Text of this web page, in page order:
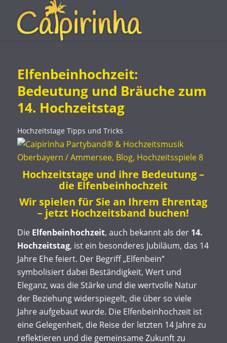
Elfenbeinhochzeit:
Bedeutung und Bräuche zum
14. Hochzeitstag
Hochzeitstage Tipps und Tricks
Hochzeitstage und ihre Bedeutung –
die Elfenbeinhochzeit
Wir spielen für Sie an Ihrem Ehrentag
– jetzt Hochzeitsband buchen!
Die Elfenbeinhochzeit, auch bekannt als der 14.
Hochzeitstag, ist ein besonderes Jubiläum, das 14
Jahre Ehe feiert. Der Begriff „Elfenbein“
symbolisiert dabei Beständigkeit, Wert und
Eleganz, was die Stärke und die wertvolle Natur
der Beziehung widerspiegelt, die über so viele
Jahre aufgebaut wurde. Die Elfenbeinhochzeit ist
eine Gelegenheit, die Reise der letzten 14 Jahre zu
reflektieren und die gemeinsame Zukunft zu